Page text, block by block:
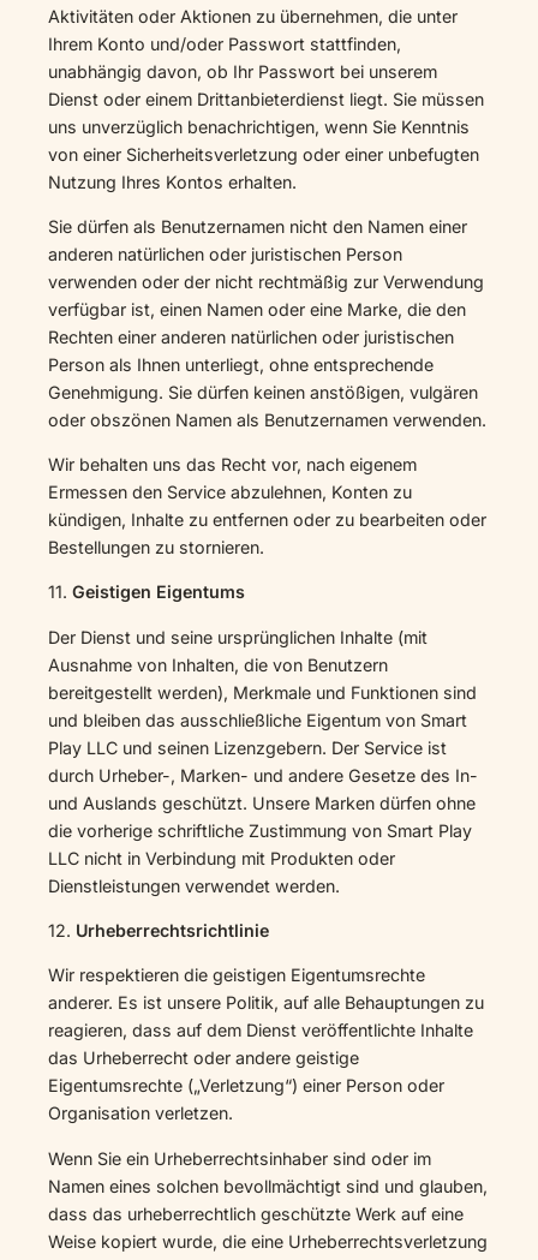
Aktivitäten oder Aktionen zu übernehmen, die unter
Ihrem Konto und/oder Passwort stattfinden,
unabhängig davon, ob Ihr Passwort bei unserem
Dienst oder einem Drittanbieterdienst liegt. Sie müssen
uns unverzüglich benachrichtigen, wenn Sie Kenntnis
von einer Sicherheitsverletzung oder einer unbefugten
Nutzung Ihres Kontos erhalten.
Sie dürfen als Benutzernamen nicht den Namen einer
anderen natürlichen oder juristischen Person
verwenden oder der nicht rechtmäßig zur Verwendung
verfügbar ist, einen Namen oder eine Marke, die den
Rechten einer anderen natürlichen oder juristischen
Person als Ihnen unterliegt, ohne entsprechende
Genehmigung. Sie dürfen keinen anstößigen, vulgären
oder obszönen Namen als Benutzernamen verwenden.
Wir behalten uns das Recht vor, nach eigenem
Ermessen den Service abzulehnen, Konten zu
kündigen, Inhalte zu entfernen oder zu bearbeiten oder
Bestellungen zu stornieren.
11. Geistigen Eigentums
Der Dienst und seine ursprünglichen Inhalte (mit
Ausnahme von Inhalten, die von Benutzern
bereitgestellt werden), Merkmale und Funktionen sind
und bleiben das ausschließliche Eigentum von Smart
Play LLC und seinen Lizenzgebern. Der Service ist
durch Urheber-, Marken- und andere Gesetze des In-
und Auslands geschützt. Unsere Marken dürfen ohne
die vorherige schriftliche Zustimmung von Smart Play
LLC nicht in Verbindung mit Produkten oder
Dienstleistungen verwendet werden.
12. Urheberrechtsrichtlinie
Wir respektieren die geistigen Eigentumsrechte
anderer. Es ist unsere Politik, auf alle Behauptungen zu
reagieren, dass auf dem Dienst veröffentlichte Inhalte
das Urheberrecht oder andere geistige
Eigentumsrechte („Verletzung“) einer Person oder
Organisation verletzen.
Wenn Sie ein Urheberrechtsinhaber sind oder im
Namen eines solchen bevollmächtigt sind und glauben,
dass das urheberrechtlich geschützte Werk auf eine
Weise kopiert wurde, die eine Urheberrechtsverletzung